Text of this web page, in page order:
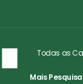
Mais